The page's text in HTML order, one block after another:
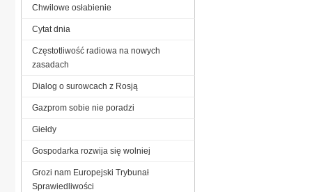
Chwilowe osłabienie
Cytat dnia
Częstotliwość radiowa na nowych
zasadach
Dialog o surowcach z Rosją
Gazprom sobie nie poradzi
Giełdy
Gospodarka rozwija się wolniej
Grozi nam Europejski Trybunał
Sprawiedliwości